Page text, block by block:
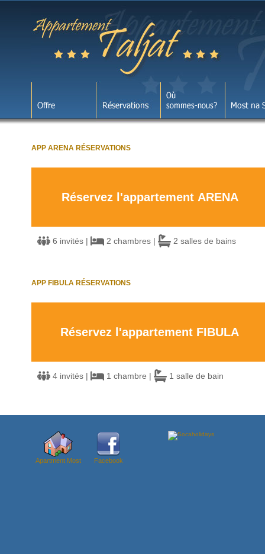
APP ARENA RÉSERVATIONS
Réservez l'appartement ARENA
6 invités | 2 chambres | 2 salles de bains
APP FIBULA RÉSERVATIONS
Réservez l'appartement FIBULA
4 invités | 1 chambre | 1 salle de bain
Apartment Most Facebook